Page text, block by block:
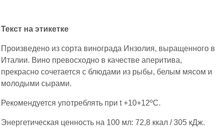
Текст на этикетке
Произведено из сорта винограда Инзолия, выращенного в
Италии. Вино превосходно в качестве аперитива,
прекрасно сочетается с блюдами из рыбы, белым мясом и
молодыми сырами.
Рекомендуется употреблять при t +10+12ºC.
Энергетическая ценность на 100 мл: 72,8 ккал / 305 кДж.